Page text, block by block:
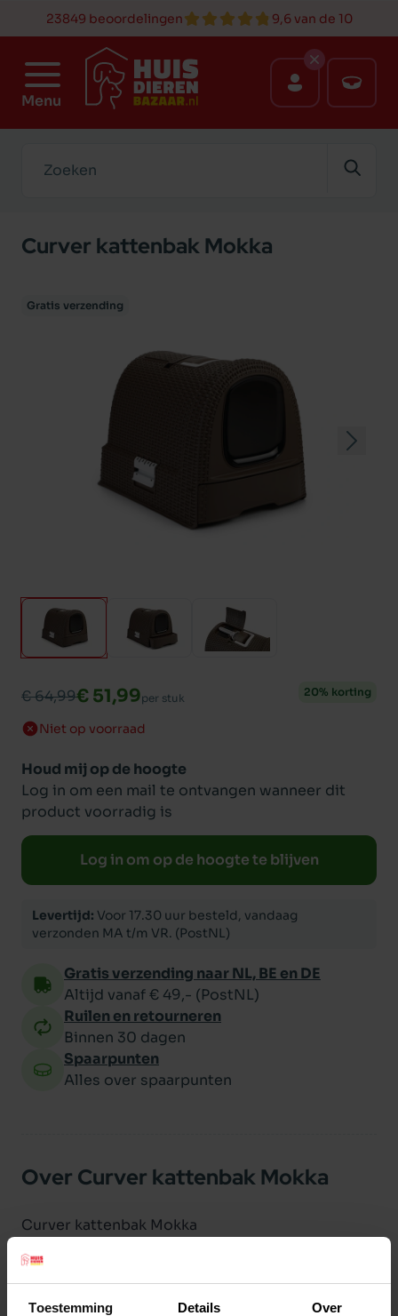
Toestemming Details Over
23849 beoordelingen 9,6 van de 10
Menu
Curver kattenbak Mokka
Gratis verzending
€ 64,99€ 51,99per stuk 20% korting
Niet op voorraad
Houd mij op de hoogte
Log in om een mail te ontvangen wanneer dit
product voorradig is
Log in om op de hoogte te blijven
Levertijd: Voor 17.30 uur besteld, vandaag
verzonden MA t/m VR. (PostNL)
Gratis verzending naar NL, BE en DE
Altijd vanaf € 49,- (PostNL)
Ruilen en retourneren
Binnen 30 dagen
Spaarpunten
Alles over spaarpunten
Over Curver kattenbak Mokka
Curver kattenbak Mokka
Een schitterend uitziende design kattentoilet
oersterke materiaal Rattan, gemaakt van een